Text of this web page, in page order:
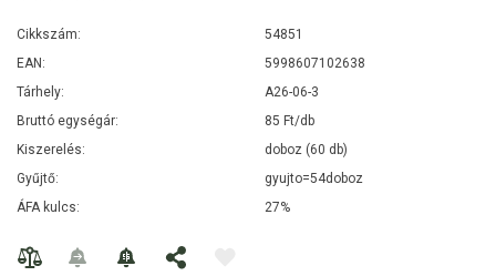
Cikkszám:
54851
EAN:
5998607102638
Tárhely:
A26-06-3
Bruttó egységár:
85 Ft/db
Kiszerelés:
doboz (60 db)
Gyűjtő:
gyujto=54doboz
ÁFA kulcs:
27%